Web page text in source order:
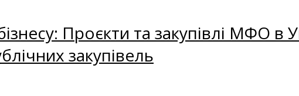
Проєкти та закупівлі МФО в
закупівель